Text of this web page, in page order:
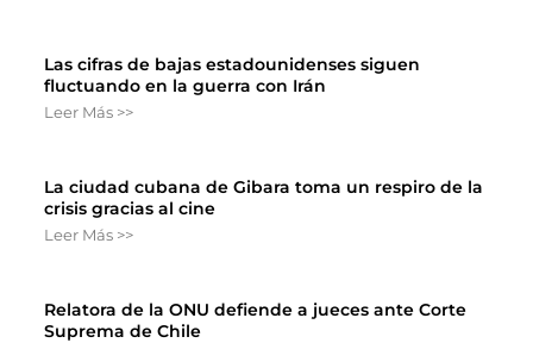
Las cifras de bajas estadounidenses siguen
fluctuando en la guerra con Irán
Leer Más >>
La ciudad cubana de Gibara toma un respiro de la
crisis gracias al cine
Leer Más >>
Relatora de la ONU defiende a jueces ante Corte
Suprema de Chile